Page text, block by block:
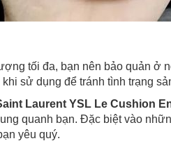
tối đa, bạn nên bảo quản ở
sử dụng để tránh tình trạng
Laurent YSL Le Cushion
quanh bạn. Đặc biệt vào
yêu quý.